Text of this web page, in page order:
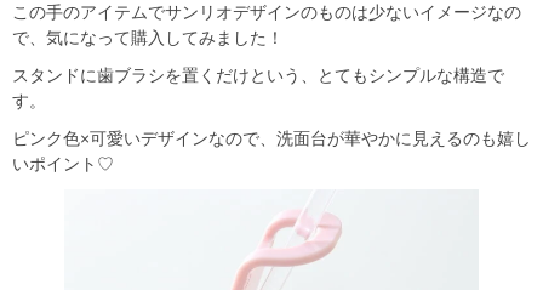
この手のアイテムでサンリオデザインのものは少ないイメージなの
で、気になって購入してみました！
スタンドに歯ブラシを置くだけという、とてもシンプルな構造で
す。
ピンク色×可愛いデザインなので、洗面台が華やかに見えるのも嬉し
いポイント♡